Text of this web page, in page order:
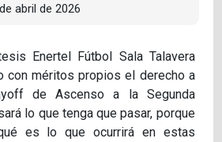
abril de 2026
Enertel Fútbol Sala Talavera
con méritos propios el derecho a
de Ascenso a la Segunda
lo que tenga que pasar, porque
es lo que ocurrirá en estas